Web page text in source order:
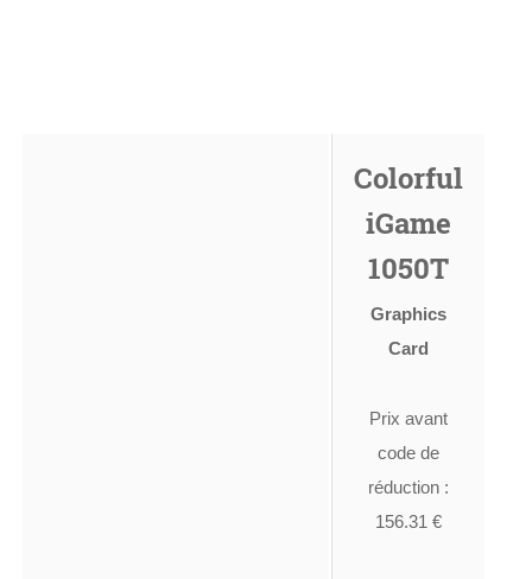
Colorful
iGame
1050T
Graphics
Card
Prix avant
code de
réduction :
156.31 €